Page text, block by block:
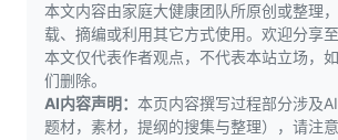
本文内容由家庭大健康团队所原创或整理
载、摘编或利用其它方式使用。欢迎分享至
本文仅代表作者观点，不代表本站立场，
们删除。
AI内容声明： 本页内容撰写过程部分涉及
题材，素材，提纲的搜集与整理），请注意